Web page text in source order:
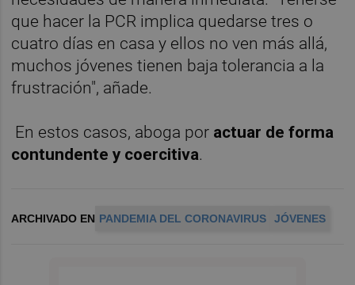
que hacer la PCR implica quedarse tres o
cuatro días en casa y ellos no ven más allá,
muchos jóvenes tienen baja tolerancia a la
frustración", añade.
En estos casos, aboga por actuar de forma
contundente y coercitiva.
ARCHIVADO EN PANDEMIA DEL CORONAVIRUS JÓVENES